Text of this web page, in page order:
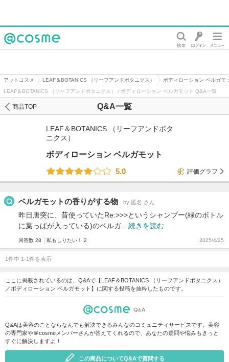
アットコスメ LEAF＆BOTANICS （リーフアンドボタニクス）
ボディローション ベルガモ
LEAF＆BOTANICS （リーフアンドボタニクス） / ボディローション ベルガモット Q&A一覧
Q&A一覧
商品TOP
LEAF＆BOTANICS （リーフアンドボタ
ニクス）
ボディローション ベルガモット
5.0
評価グラフ
ベルガモットの香りがする物 by 匿名 さん
昨日唐突に、昔使っていたRe:>>>というシャンプー(緑のボトル
に葉っぱが入っている)のベルガ… 続きを読む
回答数 28 私もしりたい！ 2 2025/4/25
1件中 1-1件を表示
ここに掲載されているのは、Q&Aで【LEAF＆BOTANICS （リーフアンドボタニクス）
／ボディローション ベルガモット】に関する投稿を抜粋したものです。
Q&Aは美容のことならなんでも解決できるみんなのコミュニティサービスです。美容
の専門家や＠cosmeメンバーさんが答えてくれるので、あなたの疑問や悩みもきっと
すぐに解決しますよ！
この商品についてQ&Aで質問する